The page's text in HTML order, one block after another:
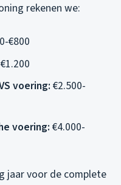
rekenen we:
€800
voering: €2.500-
voering: €4.000-
jaar voor de complete